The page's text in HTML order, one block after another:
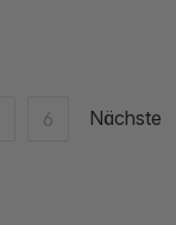
6 Nächste